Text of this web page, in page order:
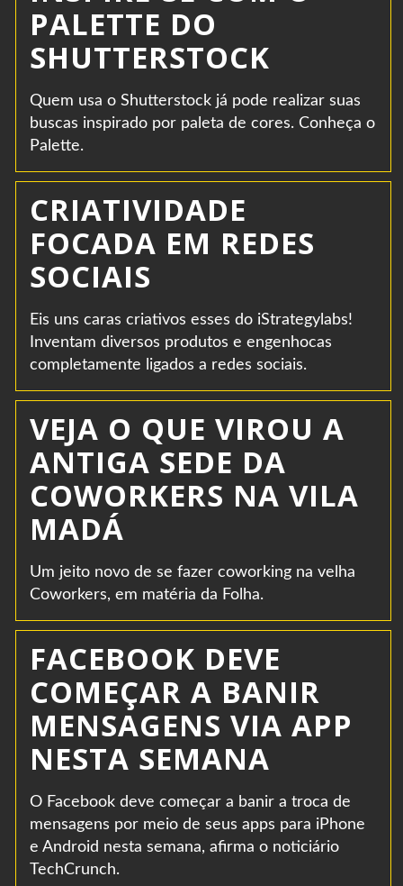
PALETTE DO
SHUTTERSTOCK
Quem usa o Shutterstock já pode realizar suas
buscas inspirado por paleta de cores. Conheça o
Palette.
CRIATIVIDADE
FOCADA EM REDES
SOCIAIS
Eis uns caras criativos esses do iStrategylabs!
Inventam diversos produtos e engenhocas
completamente ligados a redes sociais.
VEJA O QUE VIROU A
ANTIGA SEDE DA
COWORKERS NA VILA
MADÁ
Um jeito novo de se fazer coworking na velha
Coworkers, em matéria da Folha.
FACEBOOK DEVE
COMEÇAR A BANIR
MENSAGENS VIA APP
NESTA SEMANA
O Facebook deve começar a banir a troca de
mensagens por meio de seus apps para iPhone
e Android nesta semana, afirma o noticiário
TechCrunch.